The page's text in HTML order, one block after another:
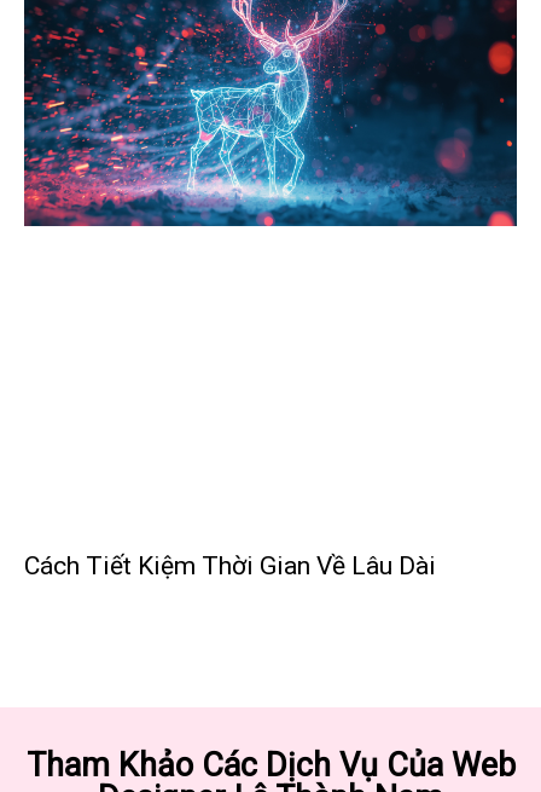
Cách Tiết Kiệm Thời Gian Về Lâu Dài
Tham Khảo Các Dịch Vụ Của Web